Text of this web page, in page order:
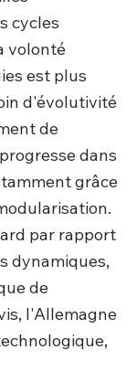
cycles
volonté
est plus
d'évolutivité
de
dans
grâce
par rapport
dynamiques,
de
l'Allemagne